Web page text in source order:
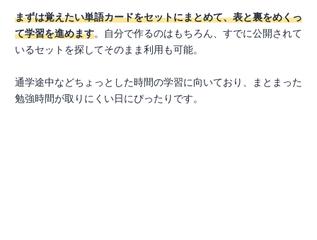
まずは覚えたい単語カードをセットにまとめて、表と裏をめくっ
て学習を進めます。自分で作るのはもちろん、すでに公開されて
いるセットを探してそのまま利用も可能。
通学途中などちょっとした時間の学習に向いており、まとまった
勉強時間が取りにくい日にぴったりです。